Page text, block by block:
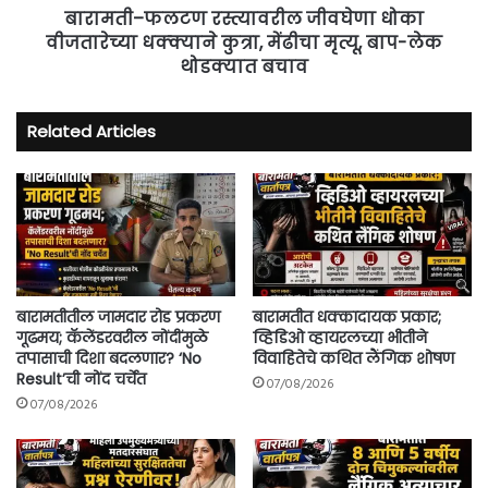
तपासणी!
बचाव
बारामती–फलटण रस्त्यावरील जीवघेणा धोका
वीजतारेच्या धक्क्याने कुत्रा, मेंढीचा मृत्यू, बाप-लेक
थोडक्यात बचाव
Related Articles
बारामतीतील जामदार रोड प्रकरण
गूढमय; कॅलेंडरवरील नोंदींमुळे
तपासाची दिशा बदलणार? ‘No
Result’ची नोंद चर्चेत
07/08/2026
बारामतीत धक्कादायक प्रकार;
व्हिडिओ व्हायरलच्या भीतीने
विवाहितेचे कथित लैंगिक शोषण
07/08/2026